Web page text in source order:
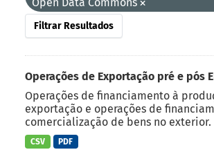
Filtrar Resultados
Operações de Exportação pré e pós
Operações de financiamento à
exportação e operações de
comercialização de bens no exterior.
CSV PDF